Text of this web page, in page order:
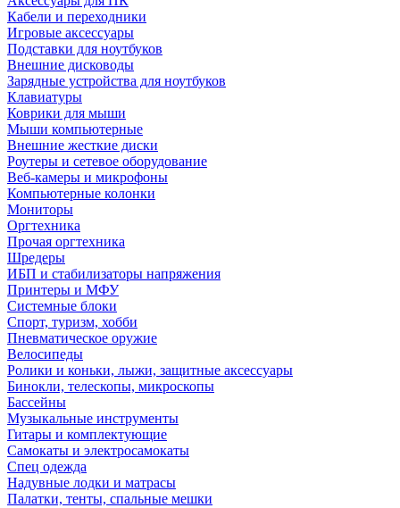
Кабели и переходники
Игровые аксессуары
Подставки для ноутбуков
Внешние дисководы
Зарядные устройства для ноутбуков
Клавиатуры
Коврики для мыши
Мыши компьютерные
Внешние жесткие диски
Роутеры и сетевое оборудование
Веб-камеры и микрофоны
Компьютерные колонки
Мониторы
Оргтехника
Прочая оргтехника
Шредеры
ИБП и стабилизаторы напряжения
Принтеры и МФУ
Системные блоки
Спорт, туризм, хобби
Пневматическое оружие
Велосипеды
Ролики и коньки, лыжи, защитные аксессуары
Бинокли, телескопы, микроскопы
Бассейны
Музыкальные инструменты
Гитары и комплектующие
Самокаты и электросамокаты
Спец одежда
Надувные лодки и матрасы
Палатки, тенты, спальные мешки